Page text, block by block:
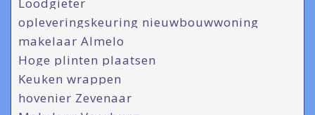
Loodgieter
opleveringskeuring nieuwbouwwoning
makelaar Almelo
Hoge plinten plaatsen
Keuken wrappen
hovenier Zevenaar